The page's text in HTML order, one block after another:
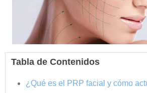
Tabla de Contenidos
¿Qué es el PRP facial y cómo